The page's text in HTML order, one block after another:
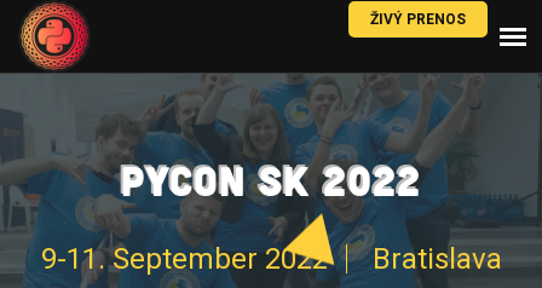
ŽIVÝ PRENOS
PYCON SK 2022
9-11. September 2022 Bratislava